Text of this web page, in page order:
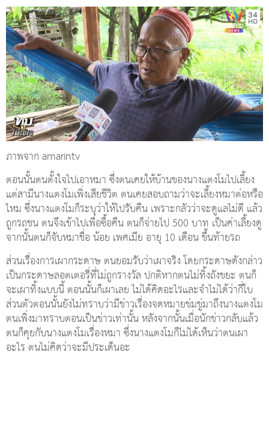
ภาพจาก amarintv
ตอนนั้นตนตั้งใจไปเอาหมา ซึ่งตนเคยให้บ้านของนางแตงโมไปเลี้ยง
แต่สามีนางแตงโมเพิ่งเสียชีวิต ตนเคยสอบถามว่าจะเลี้ยงหมาต่อหรือ
ไหม ซึ่งนางแตงโมก็ระบุว่าให้ไปรับคืน เพราะกลัวว่าจะดูแลไม่ดี แล้ว
ถูกรถชน ตนจึงเข้าไปเพื่อซื้อคืน ตนก็จ่ายไป 500 บาท เป็นค่าเลี้ยงดู
จากนั้นตนก็จับหมาชื่อ น้อย เพศเมีย อายุ 10 เดือน ขึ้นท้ายรถ
ส่วนเรื่องการเผากระดาษ ตนยอมรับว่าเผาจริง โดยกระดาษดังกล่าว
เป็นกระดาษลอตเตอรี่ที่ไม่ถูกรางวัล ปกติหากตนไม่ทิ้งถังขยะ ตนก็
จะเผาทิ้งแบบนี้ ตอนนั้นก็เผาเลย ไม่ได้คิดอะไรและจำไม่ได้ว่ากี่ใบ
ส่วนตัวตอนนั้นยังไม่ทราบว่ามีข่าวเรื่องจดหมายข่มขู่มาถึงนางแตงโม
ตนเพิ่งมาทราบตอนเป็นข่าวเท่านั้น หลังจากนั้นเมื่อนักข่าวกลับแล้ว
ตนก็คุยกับนางแตงโมเรื่องหมา ซึ่งนางแตงโมก็ไม่ได้เห็นว่าตนเผา
อะไร ตนไม่คิดว่าจะมีประเด็นอะ